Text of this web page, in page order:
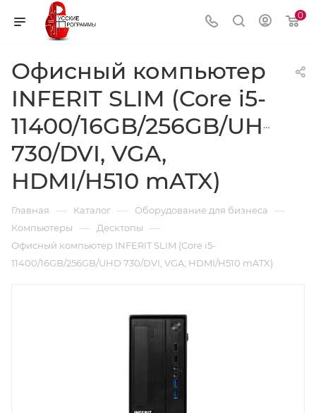
0
Офисный компьютер
INFERIT SLIM (Core i5-
11400/16GB/256GB/UHD
730/DVI, VGA,
HDMI/H510 mATX)
Главная — Каталог — Оборудование для бизнеса —
Компьютеры — Десктопы —
Офисный компьютер INFERIT SLIM (Core i5-
11400/16GB/256GB/UHD 730/DVI, VGA, HDMI/H510 mATX)